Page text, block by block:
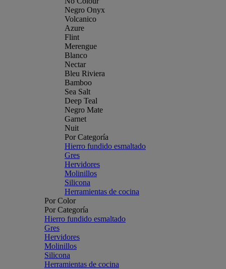
Negro Onyx
Volcanico
Azure
Flint
Merengue
Blanco
Nectar
Bleu Riviera
Bamboo
Sea Salt
Deep Teal
Negro Mate
Garnet
Nuit
Por Categoría
Hierro fundido esmaltado
Gres
Hervidores
Molinillos
Silicona
Herramientas de cocina
Por Color
Por Categoría
Hierro fundido esmaltado
Gres
Hervidores
Molinillos
Silicona
Herramientas de cocina